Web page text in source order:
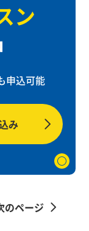
ン
申込可能
み
のページ